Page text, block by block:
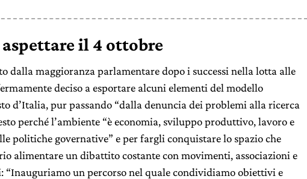
il 4 ottobre
dalla maggioranza parlamentare dopo i successi nella lotta alle
deciso a esportare alcuni elementi del modello
d’Italia, pur passando “dalla denuncia dei problemi alla ricerca
perché l’ambiente “è economia, sviluppo produttivo, lavoro e
politiche governative” e per fargli conquistare lo spazio che
alimentare un dibattito costante con movimenti, associazioni e
“Inauguriamo un percorso nel quale condividiamo obiettivi e